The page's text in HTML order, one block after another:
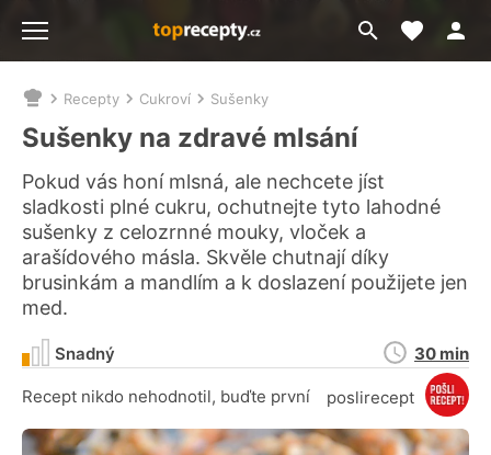
Přejít
na
Moje
Nacházíte
se
zde:
Recepty Cukroví Sušenky
Sušenky na zdravé mlsání
Pokud vás honí mlsná, ale nechcete jíst
sladkosti plné cukru, ochutnejte tyto lahodné
sušenky z celozrnné mouky, vloček a
arašídového másla. Skvěle chutnají díky
brusinkám a mandlím a k doslazení použijete jen
med.
Recept nikdo nehodnotil, buďte první poslirecept
Snadný
Doba
přípravy
30 min